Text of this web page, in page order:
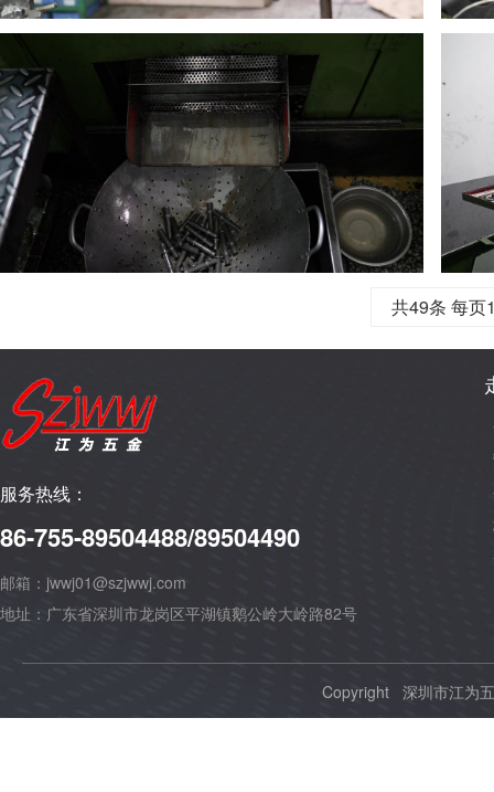
共49条 每页
服务热线：
86-755-89504488/89504490
邮箱：jwwj01@szjwwj.com
地址：广东省深圳市龙岗区平湖镇鹅公岭大岭路82号
Copyright 深圳市江为